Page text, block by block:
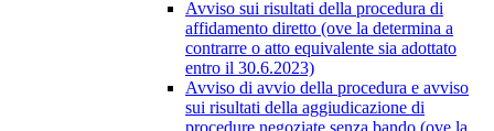
Avviso sui risultati della procedura di
affidamento diretto (ove la determina a
contrarre o atto equivalente sia adottato
entro il 30.6.2023)
Avviso di avvio della procedura e avviso
sui risultati della aggiudicazione di
procedure negoziate senza bando (ove la